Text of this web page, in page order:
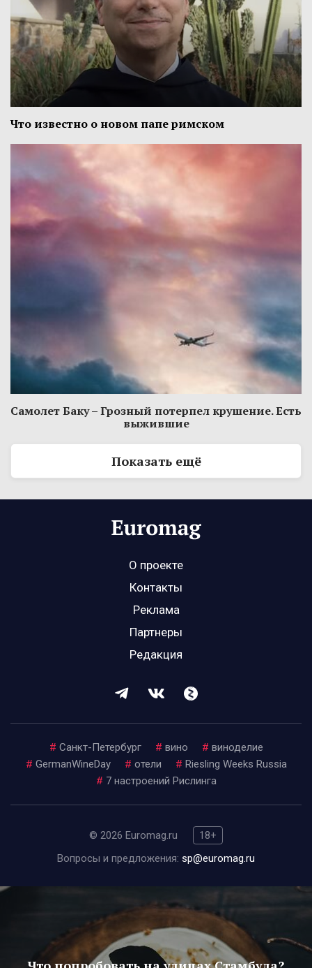
Что известно о новом папе римском
Самолет Баку – Грозный потерпел крушение. Есть
выжившие
Показать ещё
О проекте
Контакты
Реклама
Партнеры
Редакция
# Санкт-Петербург # вино # виноделие
# GermanWineDay # отели # Riesling Weeks Russia
# 7 настроений Рислинга
© 2026 Euromag.ru
18+
Вопросы и предложения: sp@euromag.ru